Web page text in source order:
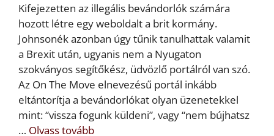
Kifejezetten az illegális bevándorlók számára
hozott létre egy weboldalt a brit kormány.
Johnsonék azonban úgy tűnik tanulhattak valamit
a Brexit után, ugyanis nem a Nyugaton
szokványos segítőkész, üdvözlő portálról van szó.
Az On The Move elnevezésű portál inkább
eltántorítja a bevándorlókat olyan üzenetekkel
mint: “vissza fogunk küldeni”, vagy “nem bújhatsz
… Olvass tovább